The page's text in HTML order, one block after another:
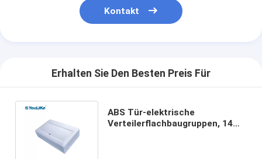
Kontakt
Erhalten Sie Den Besten Preis Für
ABS Tür-elektrische
Verteilerflachbaugruppen, 14